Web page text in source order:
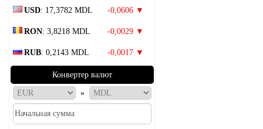
USD: 17,3782 MDL -0,0606 ▼
RON: 3,8218 MDL -0,0029 ▼
RUB: 0,2143 MDL -0,0017 ▼
Конвертер валют
»